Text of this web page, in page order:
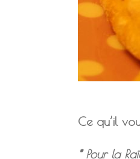
Ce qu’il
* Pour la